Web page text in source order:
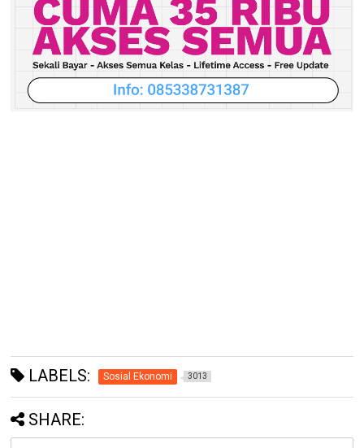
LABELS: Sosial Ekonomi 3013
SHARE: